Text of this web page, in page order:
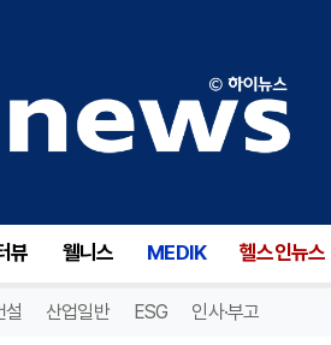
뷰 웰니스 MEDIK 헬스인뉴스
설 산업일반 ESG 인사·부고